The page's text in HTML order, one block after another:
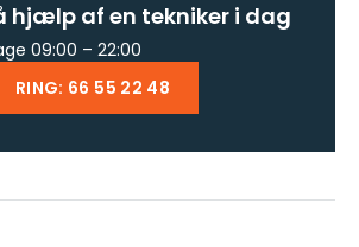
hjælp af en tekniker i dag
09:00 – 22:00
RING: 66 55 22 48